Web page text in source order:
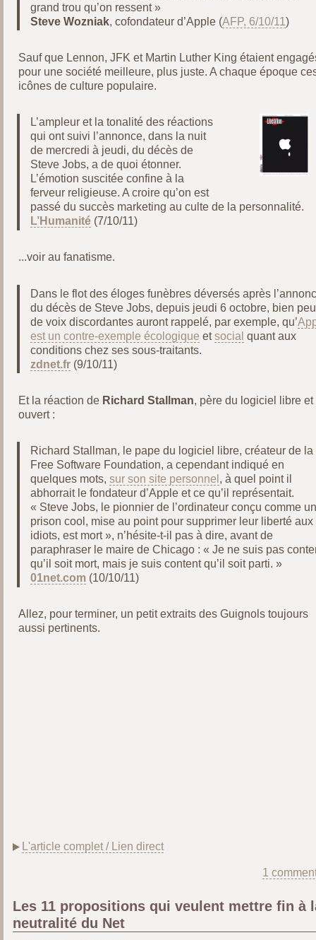
grand trou qu’on ressent »
Steve Wozniak, cofondateur d’Apple (AFP, 6/10/11 )
‎Sauf que Lennon, JFK et Martin Luther King étaient
pour une société meilleure, plus juste. A chaque époque
icônes de culture populaire.
L’ampleur et la tonalité des réactions
qui ont suivi l’annonce, dans la nuit
de mercredi à jeudi, du décès de
Steve Jobs, a de quoi étonner.
L’émotion suscitée confine à la
ferveur religieuse. A croire qu’on est
passé du succès marketing au culte de la personnalité.
L’Humanité(7/10/11)
...voir au fanatisme.
Dans le flot des éloges funèbres déversés après
du décès de Steve Jobs, depuis jeudi 6 octobre, bien peu
de voix discordantes auront rappelé, par exemple, qu’
est un contre-exemple écologique etsocial quant aux
conditions chez ses sous-traitants.
zdnet.fr(9/10/11)
Et la réaction de Richard Stallman, père du logiciel libre et
ouvert :
Richard Stallman, le pape du logiciel libre, créateur de la
Free Software Foundation, a cependant indiqué en
quelques mots, sur son site personnel , à quel point il
abhorrait le fondateur d’Apple et ce qu’il représentait.
« Steve Jobs, le pionnier de l’ordinateur conçu comme
prison cool, mise au point pour supprimer leur liberté aux
idiots, est mort », n’hésite-t-il pas à dire, avant de
paraphraser le maire de Chicago : « Je ne suis pas
qu’il soit mort, mais je suis content qu’il soit parti. »
01net.com(10/10/11)
Allez, pour terminer, un petit extraits des Guignols toujours
aussi pertinents.
L'article complet / Lien direct
1
Les 11 propositions qui veulent mettre fin à
neutralité du Net